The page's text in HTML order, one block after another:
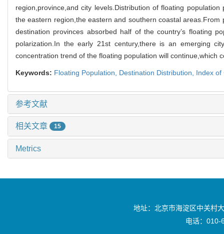
region,province,and city levels.Distribution of floating
the eastern region,the eastern and southern coastal
destination provinces absorbed half of the country’s floating
polarization.In the early 21st century,there is an emerging
concentration trend of the floating population will continue,which
Keywords: Floating Population, Destination Distribution, Index of
参考文献
相关文章 15
Metrics
地址：北京市海淀区中关村
电话：